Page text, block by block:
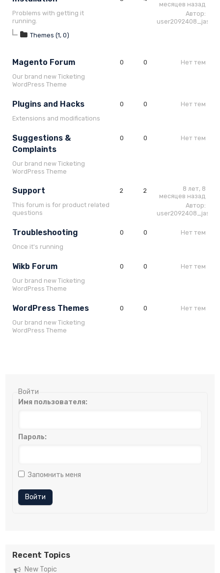
Problems with getting it
running.
Themes (1, 0)
месяцев назад
Автор:
Magento Forum
Our brand new Ticketing
WordPress Theme
0 0 Нет тем
Plugins and Hacks
Extensions and modifications
0 0 Нет тем
Suggestions &
Complaints
Our brand new Ticketing
WordPress Theme
0 0 Нет тем
Support
This forum is for product related
questions
2 2
8 лет, 8
месяцев назад
Автор:
Troubleshooting
Once it's running
0 0 Нет тем
Wikb Forum
Our brand new Ticketing
WordPress Theme
0 0 Нет тем
WordPress Themes
Our brand new Ticketing
WordPress Theme
0 0 Нет тем
Войти
Имя пользователя:
Пароль:
Запомнить меня
Войти
Recent Topics
New Topic